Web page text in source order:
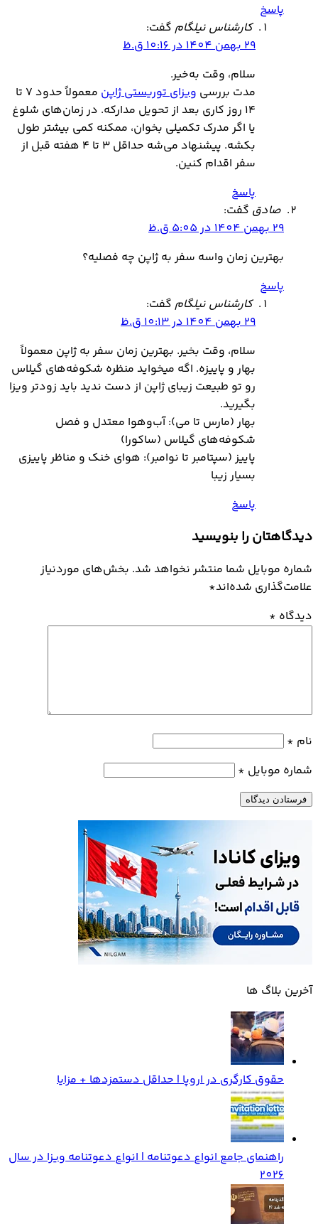
پاسخ
کارشناس نیلگام گفت:
29 بهمن 1404 در 10:16 ق.ظ
سلام، وقت به‌خیر.
مدت بررسی ویزای توریستی ژاپن
معمولاً حدود ۷ تا
۱۴ روز کاری بعد از تحویل مدارکه. در زمان‌های شلوغ
یا اگر مدرک تکمیلی بخوان، ممکنه کمی بیشتر طول
بکشه. پیشنهاد می‌شه حداقل ۳ تا ۴ هفته قبل از
سفر اقدام کنین.
پاسخ
صادق گفت:
29 بهمن 1404 در 5:05 ق.ظ
بهترین زمان واسه سفر به ژاپن چه فصلیه؟
پاسخ
کارشناس نیلگام گفت:
29 بهمن 1404 در 10:13 ق.ظ
سلام، وقت بخیر. بهترین زمان سفر به ژاپن معمولاً
بهار و پاییزه. اگه میخواید منظره شکوفه‌های گیلاس
رو تو طبیعت زیبای ژاپن از دست ندید باید زودتر ویزا
بگیرید.
بهار (مارس تا می): آب‌وهوا معتدل و فصل
شکوفه‌های گیلاس (ساکورا)
پاییز (سپتامبر تا نوامبر): هوای خنک و مناظر پاییزی
بسیار زیبا
پاسخ
دیدگاهتان را بنویسید
شماره موبایل شما منتشر نخواهد شد. بخش‌های موردنیاز
علامت‌گذاری شده‌اند*
دیدگاه *
نام *
شماره موبایل *
آخرین بلاگ ها
حقوق کارگری در اروپا | حداقل دستمزدها + مزایا
راهنمای جامع انواع دعوتنامه | انواع دعوتنامه ویزا در سال
2026